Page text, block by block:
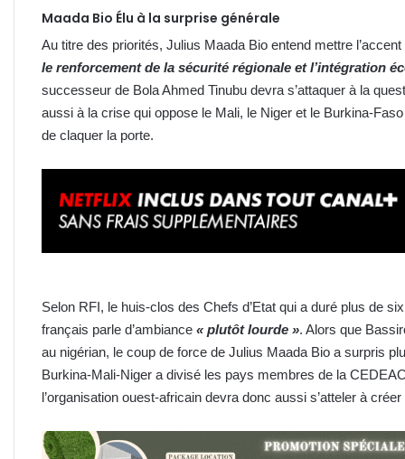
Maada Bio Élu à la surprise générale
Au titre des priorités, Julius Maada Bio entend mettre
le renforcement de la sécurité régionale et l’intégration
successeur de Bola Ahmed Tinubu devra s’attaquer à la
aussi à la crise qui oppose le Mali, le Niger et le Burkina-
de claquer la porte.
Selon RFI, le huis-clos des Chefs d’Etat qui a duré plus de
français parle d’ambiance « plutôt lourde ». Alors que
au nigérian, le coup de force de Julius Maada Bio a surpris
Burkina-Mali-Niger a divisé les pays membres de la
l’organisation ouest-africain devra donc aussi s’atteler à